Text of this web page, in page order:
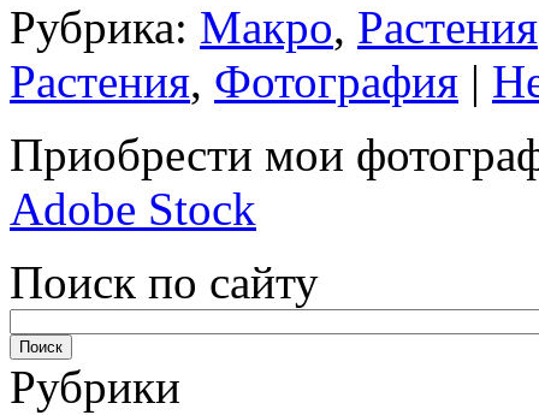
Рубрика: Макро, Растения
Растения, Фотография |
Приобрести мои
Adobe Stock
Поиск по сайту
Рубрики